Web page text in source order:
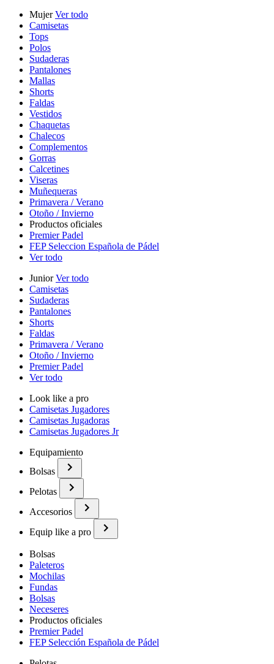
MujerVer todo
Camisetas
Tops
Polos
Sudaderas
Pantalones
Mallas
Shorts
Faldas
Vestidos
Chaquetas
Chalecos
Complementos
Gorras
Calcetines
Viseras
Muñequeras
Primavera / Verano
Otoño / Invierno
Productos oficiales
Premier Padel
FEP Seleccion Española de Pádel
Ver todo
JuniorVer todo
Camisetas
Sudaderas
Pantalones
Shorts
Faldas
Primavera / Verano
Otoño / Invierno
Premier Padel
Ver todo
Look like a pro
Camisetas Jugadores
Camisetas Jugadoras
Camisetas Jugadores Jr
Equipamiento
Bolsas
Pelotas
Accesorios
Equip like a pro
Bolsas
Paleteros
Mochilas
Fundas
Bolsas
Neceseres
Productos oficiales
Premier Padel
FEP Selección Española de Pádel